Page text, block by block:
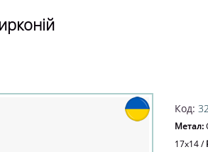
Код:
Метал:
17х14/